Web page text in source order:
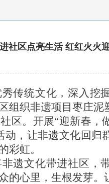
社区点亮生活 红红火火
传统文化，深入挖
组织非遗项目枣庄泥
区。开展“迎新春，
动，让非遗文化回归
彩虹。
遗文化带进社区，
的心里，生根发芽。